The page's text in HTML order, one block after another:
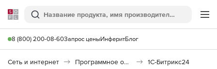
Softline
Поиск
8 (800) 200-08-60Запрос ценыИнферитБлог
Сеть и интернет Программное обеспечение для создания сайтов 1С-Битрикс24